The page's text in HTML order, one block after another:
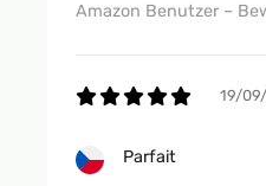
Amazon Benutzer –
19/
Parfait